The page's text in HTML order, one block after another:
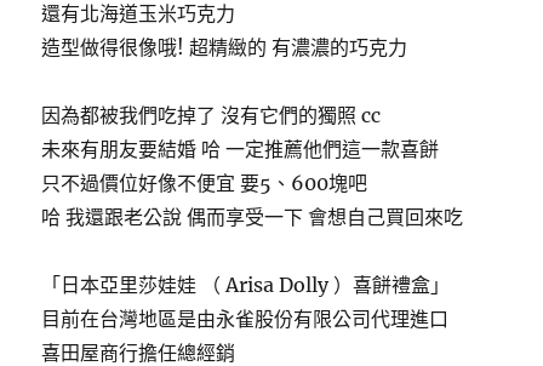
還有北海道玉米巧克力
造型做得很像哦! 超精緻的 有濃濃的巧克力
因為都被我們吃掉了 沒有它們的獨照 cc
未來有朋友要結婚 哈 一定推薦他們這一款喜餅
只不過價位好像不便宜 要5、600塊吧
哈 我還跟老公說 偶而享受一下 會想自己買回來吃
「日本亞里莎娃娃 （ Arisa Dolly ）喜餅禮盒」
目前在台灣地區是由永雀股份有限公司代理進口
喜田屋商行擔任總經銷